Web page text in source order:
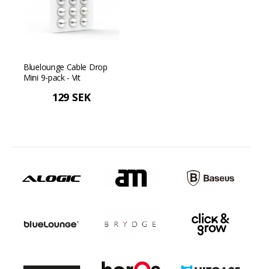
Bluelounge Cable Drop
Mini 9-pack - Vit
129 SEK